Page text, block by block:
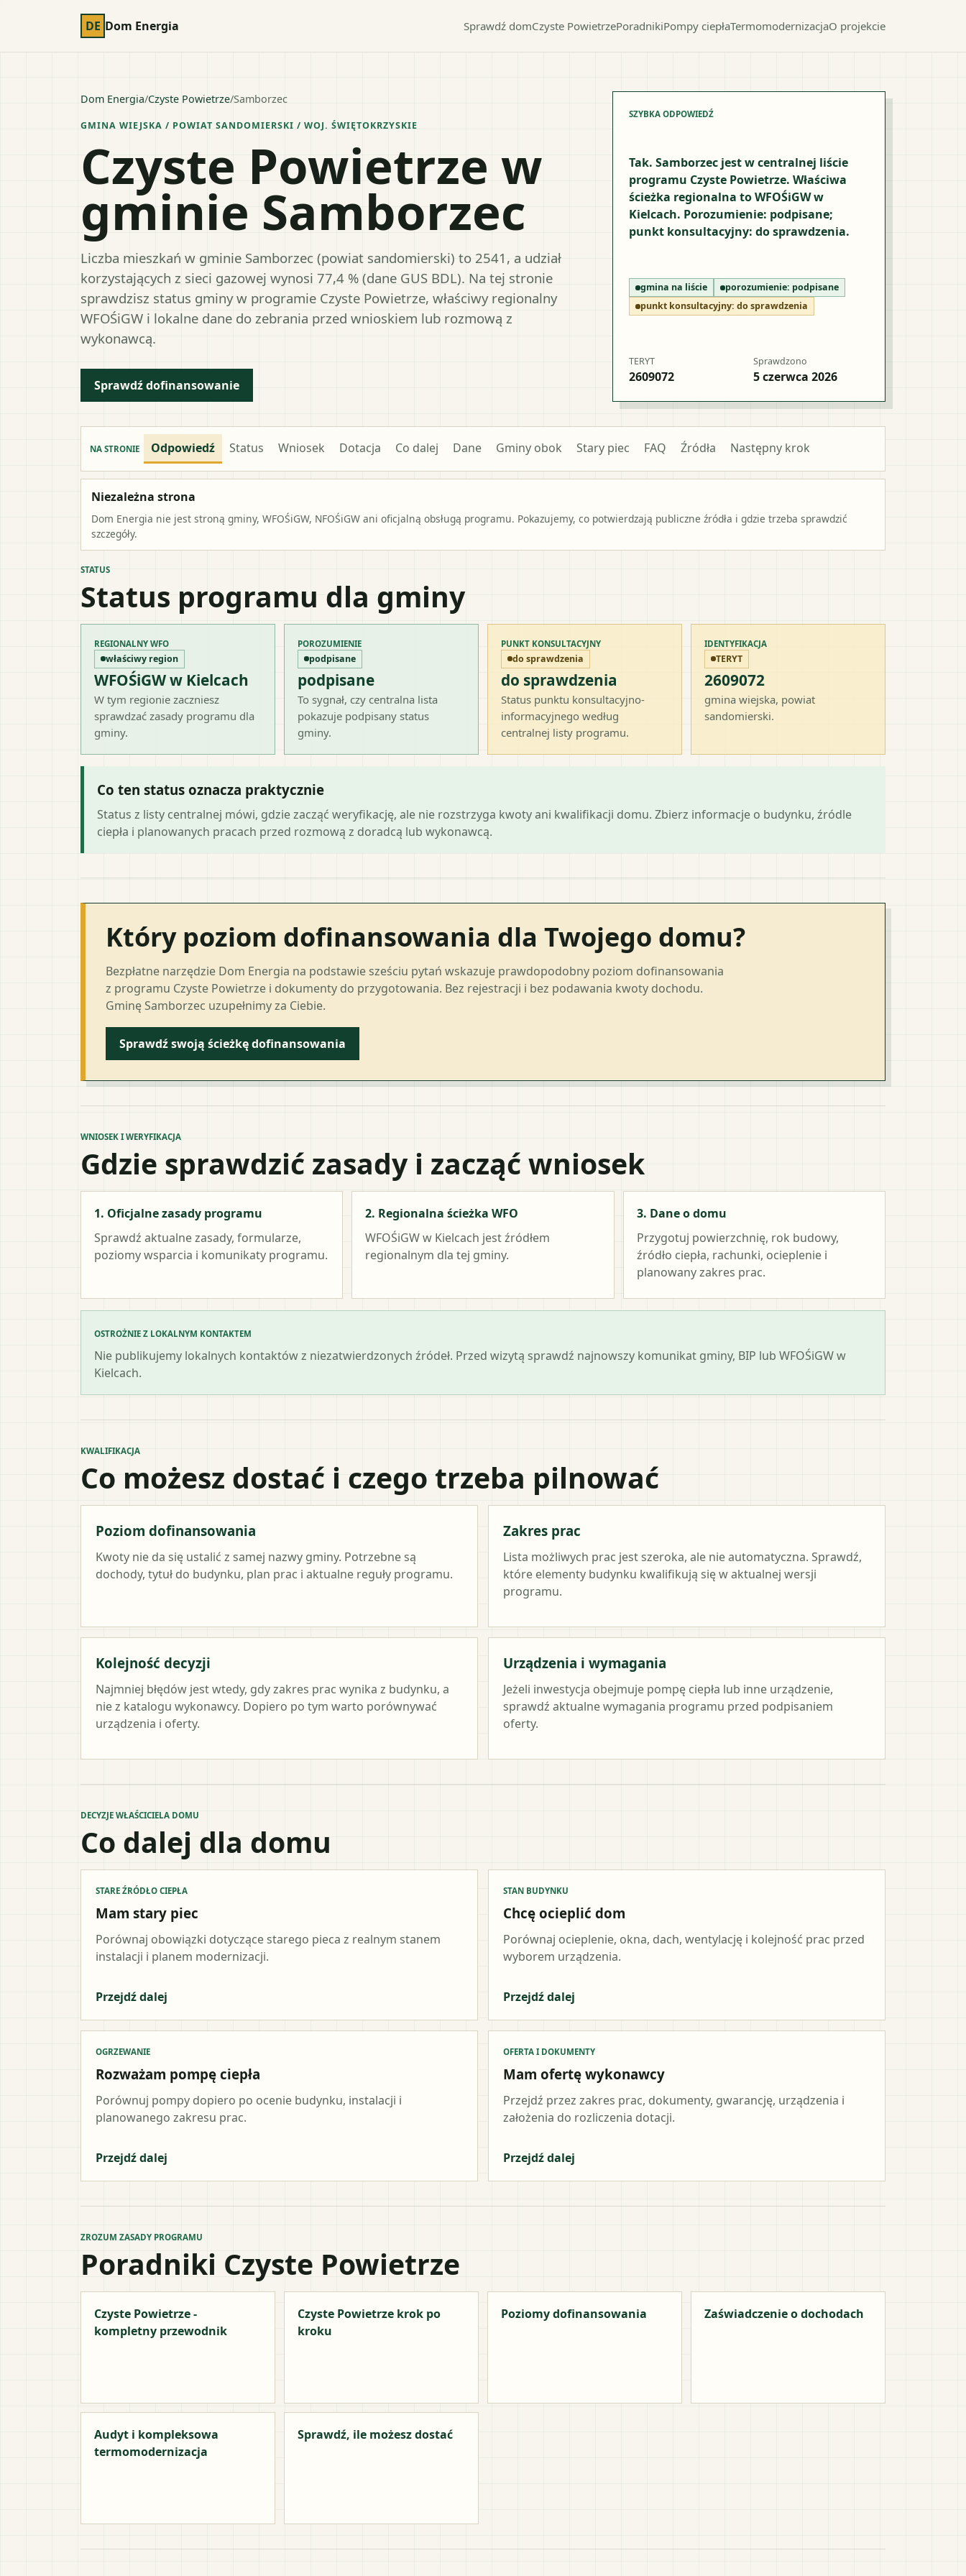
DE Dom Energia Sprawdź domCzyste PowietrzePoradnikiPompy ciepłaTermomodernizacjaO projekcie
Dom Energia/Czyste Powietrze/Samborzec
GMINA WIEJSKA / POWIAT SANDOMIERSKI / WOJ. ŚWIĘTOKRZYSKIE
Czyste Powietrze w
gminie Samborzec
Liczba mieszkań w gminie Samborzec (powiat sandomierski) to 2541, a udział
korzystających z sieci gazowej wynosi 77,4 % (dane GUS BDL). Na tej stronie
sprawdzisz status gminy w programie Czyste Powietrze, właściwy regionalny
WFOŚiGW i lokalne dane do zebrania przed wnioskiem lub rozmową z
wykonawcą.
Sprawdź dofinansowanie
SZYBKA ODPOWIEDŹ
Tak. Samborzec jest w centralnej liście
programu Czyste Powietrze. Właściwa
ścieżka regionalna to WFOŚiGW w
Kielcach. Porozumienie: podpisane;
punkt konsultacyjny: do sprawdzenia.
gmina na liście porozumienie: podpisane
punkt konsultacyjny: do sprawdzenia
TERYT
2609072
Sprawdzono
5 czerwca 2026
NA STRONIE Odpowiedź Status Wniosek Dotacja Co dalej Dane Gminy obok Stary piec FAQ Źródła Następny krok
Niezależna strona
Dom Energia nie jest stroną gminy, WFOŚiGW, NFOŚiGW ani oficjalną obsługą programu. Pokazujemy, co potwierdzają publiczne źródła i gdzie trzeba sprawdzić
szczegóły.
STATUS
Status programu dla gminy
REGIONALNY WFO
właściwy region
WFOŚiGW w Kielcach
W tym regionie zaczniesz
sprawdzać zasady programu dla
gminy.
POROZUMIENIE
podpisane
podpisane
To sygnał, czy centralna lista
pokazuje podpisany status
gminy.
PUNKT KONSULTACYJNY
do sprawdzenia
do sprawdzenia
Status punktu konsultacyjno-
informacyjnego według
centralnej listy programu.
IDENTYFIKACJA
TERYT
2609072
gmina wiejska, powiat
sandomierski.
Co ten status oznacza praktycznie
Status z listy centralnej mówi, gdzie zacząć weryfikację, ale nie rozstrzyga kwoty ani kwalifikacji domu. Zbierz informacje o budynku, źródle
ciepła i planowanych pracach przed rozmową z doradcą lub wykonawcą.
Który poziom dofinansowania dla Twojego domu?
Bezpłatne narzędzie Dom Energia na podstawie sześciu pytań wskazuje prawdopodobny poziom dofinansowania
z programu Czyste Powietrze i dokumenty do przygotowania. Bez rejestracji i bez podawania kwoty dochodu.
Gminę Samborzec uzupełnimy za Ciebie.
Sprawdź swoją ścieżkę dofinansowania
WNIOSEK I WERYFIKACJA
Gdzie sprawdzić zasady i zacząć wniosek
1. Oficjalne zasady programu
Sprawdź aktualne zasady, formularze,
poziomy wsparcia i komunikaty programu.
2. Regionalna ścieżka WFO
WFOŚiGW w Kielcach jest źródłem
regionalnym dla tej gminy.
3. Dane o domu
Przygotuj powierzchnię, rok budowy,
źródło ciepła, rachunki, ocieplenie i
planowany zakres prac.
OSTROŻNIE Z LOKALNYM KONTAKTEM
Nie publikujemy lokalnych kontaktów z niezatwierdzonych źródeł. Przed wizytą sprawdź najnowszy komunikat gminy, BIP lub WFOŚiGW w
Kielcach.
KWALIFIKACJA
Co możesz dostać i czego trzeba pilnować
Poziom dofinansowania
Kwoty nie da się ustalić z samej nazwy gminy. Potrzebne są
dochody, tytuł do budynku, plan prac i aktualne reguły programu.
Zakres prac
Lista możliwych prac jest szeroka, ale nie automatyczna. Sprawdź,
które elementy budynku kwalifikują się w aktualnej wersji
programu.
Kolejność decyzji
Najmniej błędów jest wtedy, gdy zakres prac wynika z budynku, a
nie z katalogu wykonawcy. Dopiero po tym warto porównywać
urządzenia i oferty.
Urządzenia i wymagania
Jeżeli inwestycja obejmuje pompę ciepła lub inne urządzenie,
sprawdź aktualne wymagania programu przed podpisaniem
oferty.
DECYZJE WŁAŚCICIELA DOMU
Co dalej dla domu
STARE ŹRÓDŁO CIEPŁA
Mam stary piec
Porównaj obowiązki dotyczące starego pieca z realnym stanem
instalacji i planem modernizacji.
Przejdź dalej
STAN BUDYNKU
Chcę ocieplić dom
Porównaj ocieplenie, okna, dach, wentylację i kolejność prac przed
wyborem urządzenia.
Przejdź dalej
OGRZEWANIE
Rozważam pompę ciepła
Porównuj pompy dopiero po ocenie budynku, instalacji i
planowanego zakresu prac.
Przejdź dalej
OFERTA I DOKUMENTY
Mam ofertę wykonawcy
Przejdź przez zakres prac, dokumenty, gwarancję, urządzenia i
założenia do rozliczenia dotacji.
Przejdź dalej
ZROZUM ZASADY PROGRAMU
Poradniki Czyste Powietrze
Czyste Powietrze -
kompletny przewodnik
Czyste Powietrze krok po
kroku
Poziomy dofinansowania Zaświadczenie o dochodach
Audyt i kompleksowa
termomodernizacja
Sprawdź, ile możesz dostać